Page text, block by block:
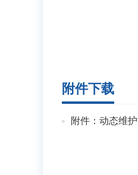
附件下载
附件：动态维